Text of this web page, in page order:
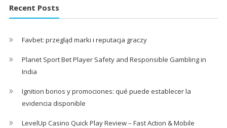
Recent Posts
Favbet: przegląd marki i reputacja graczy
Planet Sport Bet Player Safety and Responsible Gambling in
India
Ignition bonos y promociones: qué puede establecer la
evidencia disponible
LevelUp Casino Quick Play Review – Fast Action & Mobile